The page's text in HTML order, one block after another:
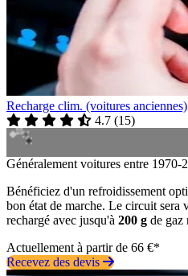
Recharge clim. (voitures anciennes)
4.7 (15)
Généralement voitures entre
Bénéficiez d'un refroidissement
bon état de marche. Le circuit sera
rechargé avec jusqu'à 200 g de gaz
Actuellement à partir de 66 €*
Recevez des devis